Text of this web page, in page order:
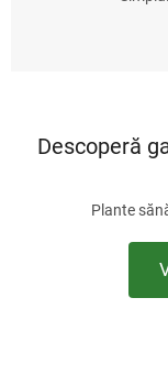
Descoperă
Plante